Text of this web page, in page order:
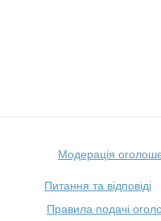
Модерація
Питання та відповіді
Правила подачі